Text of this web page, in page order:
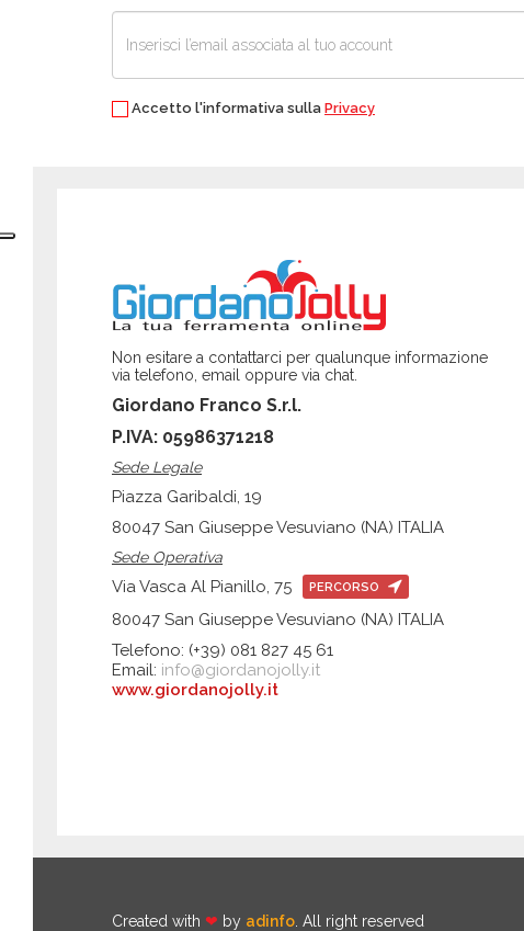
Accetto l'informativa sulla Privacy
Non esitare a contattarci per qualunque informazione
via telefono, email oppure via chat.
Giordano Franco S.r.l.
P.IVA: 05986371218
Sede Legale
Piazza Garibaldi, 19
80047 San Giuseppe Vesuviano (NA) ITALIA
Sede Operativa
Via Vasca Al Pianillo, 75 PERCORSO
80047 San Giuseppe Vesuviano (NA) ITALIA
Telefono: (+39) 081 827 45 61
Email: info@giordanojolly.it
www.giordanojolly.it
Created with ❤ by adinfo . All right reserved